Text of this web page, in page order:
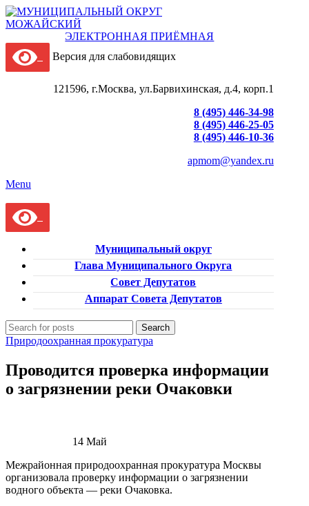
ЭЛЕКТРОННАЯ ПРИЁМНАЯ
Версия для слабовидящих
121596, г.Москва, ул.Барвихинская, д.4, корп.1
8 (495) 446-34-98
8 (495) 446-25-05
8 (495) 446-10-36
apmom@yandex.ru
Menu
Муниципальный округ
Глава Муниципального Округа
Совет Депутатов
Аппарат Совета Депутатов
Search
Природоохранная прокуратура
Проводится проверка информации
о загрязнении реки Очаковки
14Май
Межрайонная природоохранная прокуратура Москвы
организовала проверку информации о загрязнении
водного объекта — реки Очаковка.